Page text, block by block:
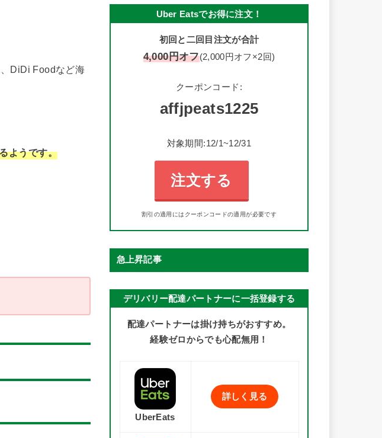
DiDi Foodなど海
ようです。
Uber Eatsでお得に注文！
初回と二回目注文が合計
4,000円オフ(2,000円オフ×2回)
クーポンコード:
affjpeats1225
対象期間:12/1~12/31
注文する
割引の適用にはクーポンコードの適用が必要です
急上昇記事
デリバリー配達パートナーに一括登録する
配達パートナーは掛け持ちがおすすめ。
経験ゼロからでも心配無用！
UberEats
詳しく見る